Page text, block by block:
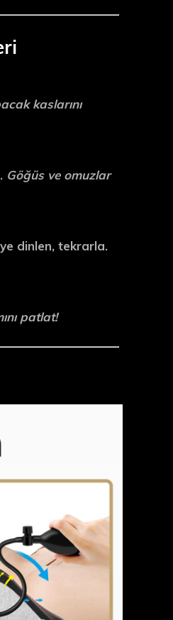
kaslarını
Göğüs ve omuzlar
dinlen, tekrarla.
patlat!